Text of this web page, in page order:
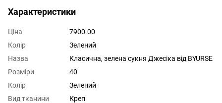
Характеристики
Ціна
7900.00
Колір
Зелений
Назва
Класична, зелена сукня Джесіка від BYURSE
Розміри
40
Колір
Зелений
Вид тканини
Креп